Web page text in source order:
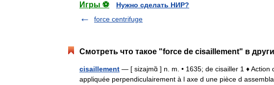
Игры ⚽
Нужно сделать НИР?
force centrifuge
Смотреть что такое "force de cisaillement" в
cisaillement — [ sizajmɑ̃ ] n. m. • 1635; de cisailler 1 ♦ Action
appliquée perpendiculairement à l axe d une pièce d